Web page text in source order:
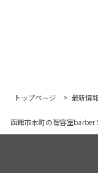
トップページ 最新情
函館市本町の理容室barber